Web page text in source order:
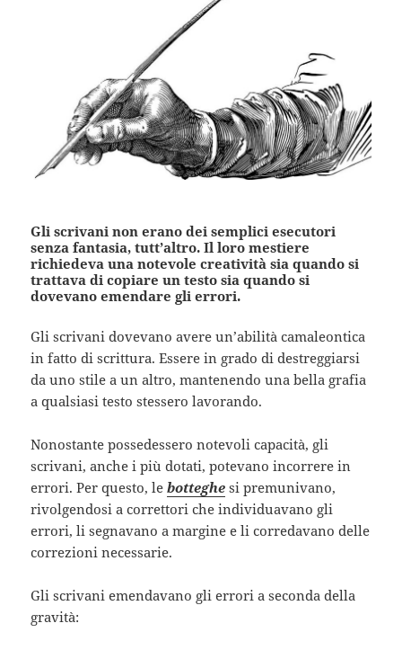
Gli scrivani non erano dei semplici esecutori
senza fantasia, tutt’altro. Il loro mestiere
richiedeva una notevole creatività sia quando si
trattava di copiare un testo sia quando si
dovevano emendare gli errori.
Gli scrivani dovevano avere un’abilità camaleontica
in fatto di scrittura. Essere in grado di destreggiarsi
da uno stile a un altro, mantenendo una bella grafia
a qualsiasi testo stessero lavorando.
Nonostante possedessero notevoli capacità, gli
scrivani, anche i più dotati, potevano incorrere in
errori. Per questo, lebotteghe si premunivano,
rivolgendosi a correttori che individuavano gli
errori, li segnavano a margine e li corredavano delle
correzioni necessarie.
Gli scrivani emendavano gli errori a seconda della
gravità: